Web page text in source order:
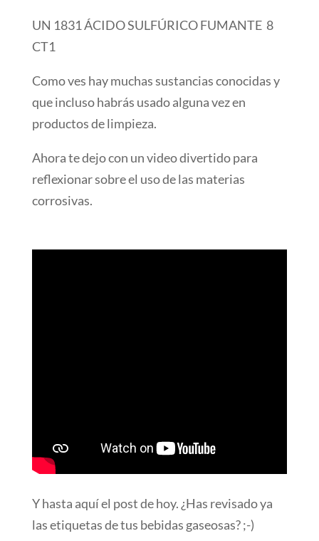
UN 1831 ÁCIDO SULFÚRICO FUMANTE 8
CT1
Como ves hay muchas sustancias conocidas y
que incluso habrás usado alguna vez en
productos de limpieza.
Ahora te dejo con un video divertido para
reflexionar sobre el uso de las materias
corrosivas.
Y hasta aquí el post de hoy. ¿Has revisado ya
las etiquetas de tus bebidas gaseosas? ;-)